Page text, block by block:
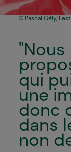
Pascal Gély,
qui
une
donc
dans
non